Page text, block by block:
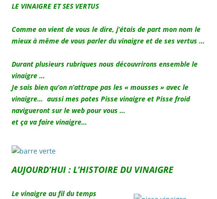
LE VINAIGRE ET SES VERTUS
Comme on vient de vous le dire, j’étais de part mon nom le
mieux à même de vous parler du vinaigre et de ses vertus …
Durant plusieurs rubriques nous découvrirons ensemble le
vinaigre …
Je sais bien qu’on n’attrape pas les « mousses » avec le
vinaigre… aussi mes potes Pisse vinaigre et Pisse froid
navigueront sur le web pour vous …
et ça va faire vinaigre…
AUJOURD’HUI : L’HISTOIRE DU VINAIGRE
Le vinaigre au fil du temps